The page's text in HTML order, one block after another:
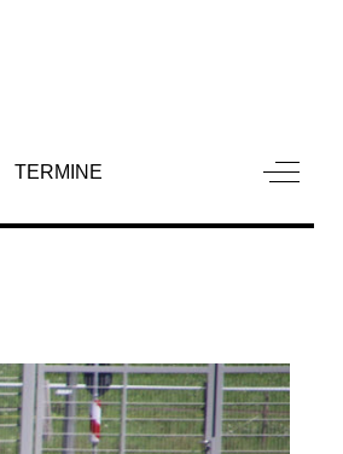
TERMINE Off-